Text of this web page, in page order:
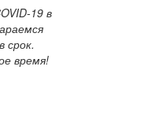
19 в
срок.
время!